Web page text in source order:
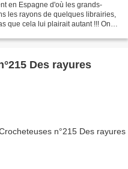
en Espagne d'où les grands-
les rayons de quelques librairies,
que cela lui plairait autant !!! On
Des rayures